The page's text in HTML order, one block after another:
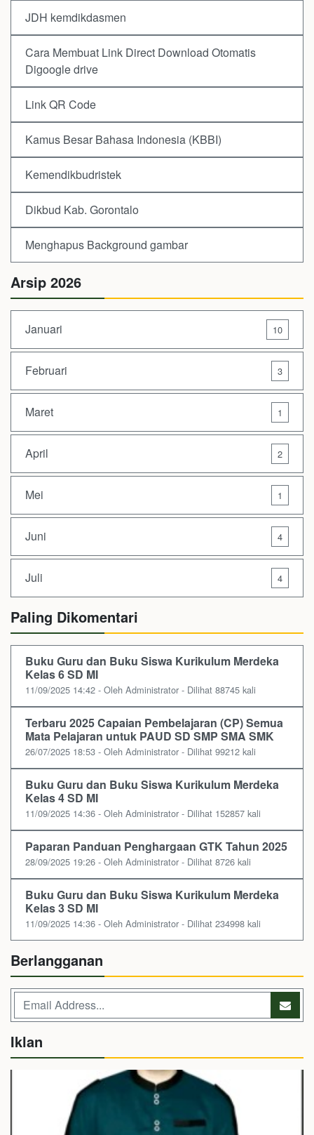
JDH kemdikdasmen
Cara Membuat Link Direct Download Otomatis
Digoogle drive
Link QR Code
Kamus Besar Bahasa Indonesia (KBBI)
Kemendikbudristek
Dikbud Kab. Gorontalo
Menghapus Background gambar
Arsip 2026
Januari 10
Februari 3
Maret 1
April 2
Mei 1
Juni 4
Juli 4
Paling Dikomentari
Buku Guru dan Buku Siswa Kurikulum Merdeka
Kelas 6 SD MI
11/09/2025 14:42 - Oleh Administrator - Dilihat 88745 kali
Terbaru 2025 Capaian Pembelajaran (CP) Semua
Mata Pelajaran untuk PAUD SD SMP SMA SMK
26/07/2025 18:53 - Oleh Administrator - Dilihat 99212 kali
Buku Guru dan Buku Siswa Kurikulum Merdeka
Kelas 4 SD MI
11/09/2025 14:36 - Oleh Administrator - Dilihat 152857 kali
Paparan Panduan Penghargaan GTK Tahun 2025
28/09/2025 19:26 - Oleh Administrator - Dilihat 8726 kali
Buku Guru dan Buku Siswa Kurikulum Merdeka
Kelas 3 SD MI
11/09/2025 14:36 - Oleh Administrator - Dilihat 234998 kali
Berlangganan
Iklan